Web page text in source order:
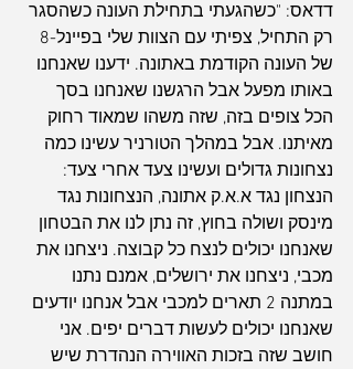
דדאס: "כשהגעתי בתחילת העונה כשהסגר
של העונה הקודמת באתונה. ידענו שאנחנו
באותו מפעל אבל הרגשנו שאנחנו בסך
הכל צופים בזה, שזה משהו שמאוד רחוק
מאיתנו. אבל במהלך הטורניר עשינו כמה
נצחונות גדולים ועשינו צעד אחרי צעד:
הנצחון נגד א.א.ק אתונה, הנצחונות נגד
מינסק ושולה בחוץ, זה נתן לנו את הבטחון
שאנחנו יכולים לנצח כל קבוצה. ניצחנו את
מכבי, ניצחנו את ירושלים, אמנם נתנו
במתנה 2 תארים למכבי אבל אנחנו יודעים
שאנחנו יכולים לעשות דברים יפים. אני
חושב שזה בזכות האווירה הנהדרת שיש